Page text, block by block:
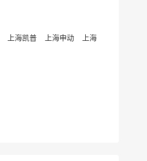
上海凯普 上海申动
上海